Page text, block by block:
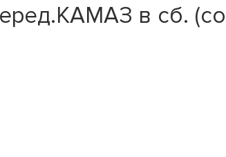
в сб. (со